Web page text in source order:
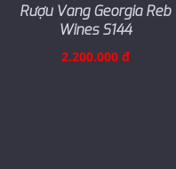
Rượu Vang Georgia Reb
Wines S144
2.200.000 đ